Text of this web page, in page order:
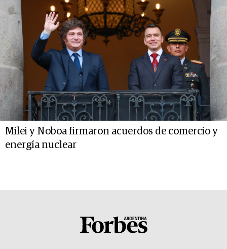
Milei y Noboa firmaron acuerdos de comercio y
energía nuclear